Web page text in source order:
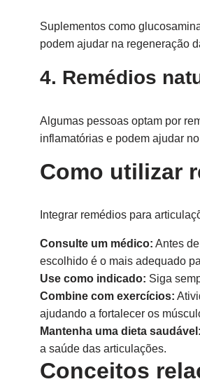
Suplementos como
podem ajudar na regeneração
4. Remédios
Algumas pessoas optam por
inflamatórias e podem ajudar
Como utilizar
Integrar remédios para
Consulte um médico: Antes
escolhido é o mais adequado
Use como indicado: Siga
Combine com exercícios:
ajudando a fortalecer os
Mantenha uma dieta saudável:
a saúde das articulações.
Conceitos